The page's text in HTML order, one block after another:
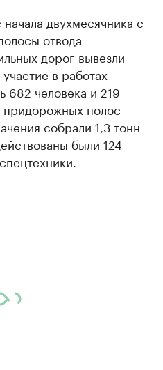
двухмесячника с
отвода
дорог вывезли
в работах
682 человека и 219
полос
собрали 1,3 тонн
были 124